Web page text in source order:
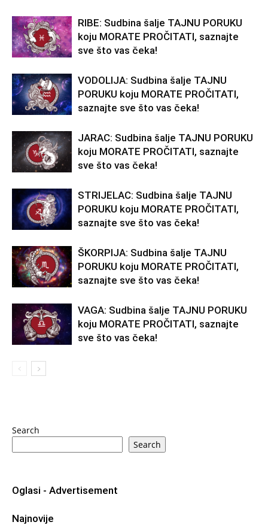
RIBE: Sudbina šalje TAJNU PORUKU
koju MORATE PROČITATI, saznajte
sve što vas čeka!
VODOLIJA: Sudbina šalje TAJNU
PORUKU koju MORATE PROČITATI,
saznajte sve što vas čeka!
JARAC: Sudbina šalje TAJNU PORUKU
koju MORATE PROČITATI, saznajte
sve što vas čeka!
STRIJELAC: Sudbina šalje TAJNU
PORUKU koju MORATE PROČITATI,
saznajte sve što vas čeka!
ŠKORPIJA: Sudbina šalje TAJNU
PORUKU koju MORATE PROČITATI,
saznajte sve što vas čeka!
VAGA: Sudbina šalje TAJNU PORUKU
koju MORATE PROČITATI, saznajte
sve što vas čeka!
Search
Search
Oglasi - Advertisement
Najnovije